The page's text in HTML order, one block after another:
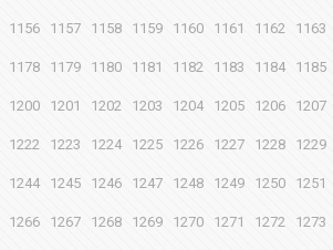
1156 1157 1158 1159 1160 1161 1162 1163
1178 1179 1180 1181 1182 1183 1184 1185
1200 1201 1202 1203 1204 1205 1206 1207
1222 1223 1224 1225 1226 1227 1228 1229
1244 1245 1246 1247 1248 1249 1250 1251
1266 1267 1268 1269 1270 1271 1272 1273